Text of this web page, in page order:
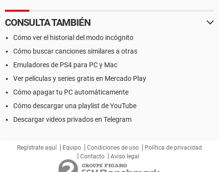
CONSULTA TAMBIÉN
Cómo ver el historial del modo incógnito
Cómo buscar canciones similares a otras
Emuladores de PS4 para PC y Mac
Ver películas y series gratis en Mercado Play
Cómo apagar tu PC automáticamente
Cómo descargar una playlist de YouTube
Descargar videos privados en Telegram
Regístrate aquí Equipo Condiciones de uso
Política de privacidad
Contacto
Aviso legal